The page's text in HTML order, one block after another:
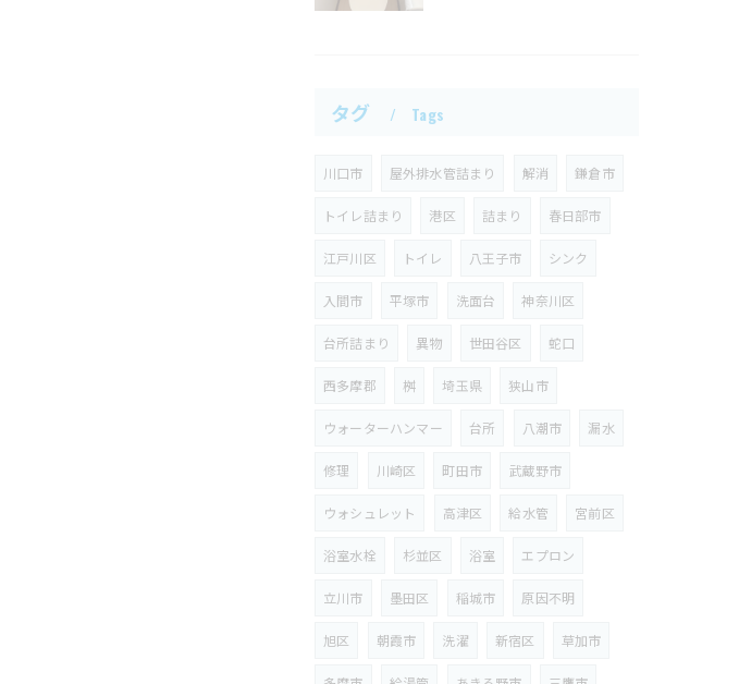
タグ Tags
川口市 屋外排水管詰まり 解消 鎌倉市
トイレ詰まり 港区 詰まり 春日部市
江戸川区 トイレ 八王子市 シンク
入間市 平塚市 洗面台 神奈川区
台所詰まり 異物 世田谷区 蛇口
西多摩郡 桝 埼玉県 狭山市
ウォーターハンマー 台所 八潮市 漏水
修理 川崎区 町田市 武蔵野市
ウォシュレット 高津区 給水管 宮前区
浴室水栓 杉並区 浴室 エプロン
立川市 墨田区 稲城市 原因不明
旭区 朝霞市 洗濯 新宿区 草加市